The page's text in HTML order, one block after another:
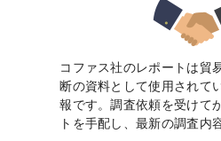
コファス社のレポートは貿
断の資料として使用されて
報です。調査依頼を受けて
トを手配し、最新の調査内